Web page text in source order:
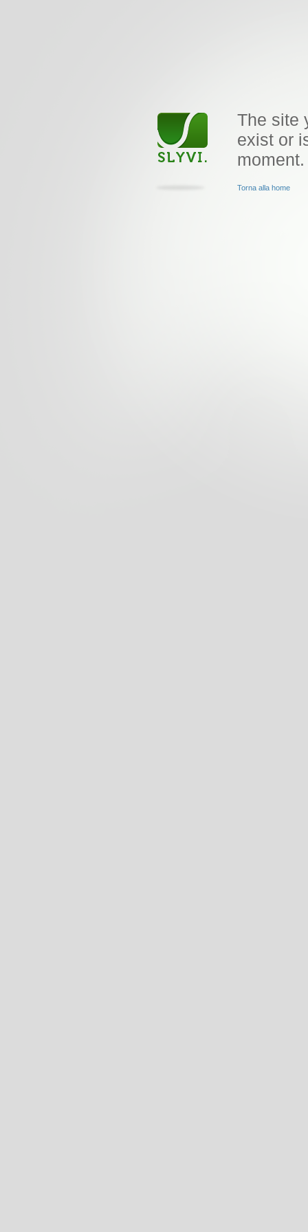
The site
exist or
moment.
Torna alla home